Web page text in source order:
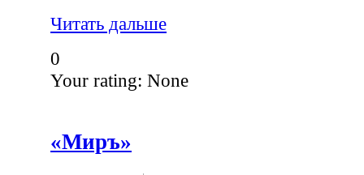
Читать дальше
0
Your rating: None
«Миръ»